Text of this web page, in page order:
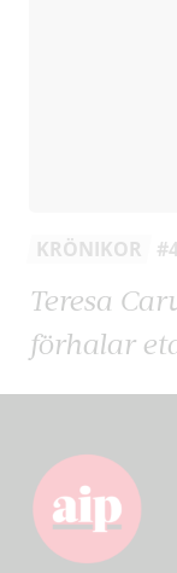
KRÖNIKOR
Teresa
förhalar